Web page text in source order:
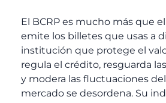
El BCRP es mucho más que
emite los billetes que usas a
institución que protege el
regula el crédito, resguarda
y modera las fluctuaciones
mercado se desordena. Su